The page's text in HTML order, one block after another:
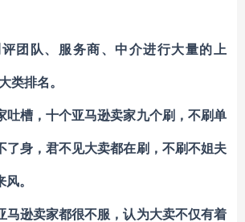
团队、服务商、中介进行大量的上
类排名。
吐槽，十个亚马逊卖家九个刷，不刷单
了身，君不见大卖都在刷 ，不刷不姐夫
。
马逊卖家都很不服，认为大卖不仅有着